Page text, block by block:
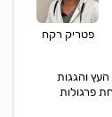
פטריק רקח
והגגות
פרגולות